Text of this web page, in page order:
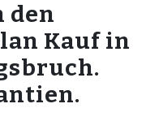
den
Kauf in